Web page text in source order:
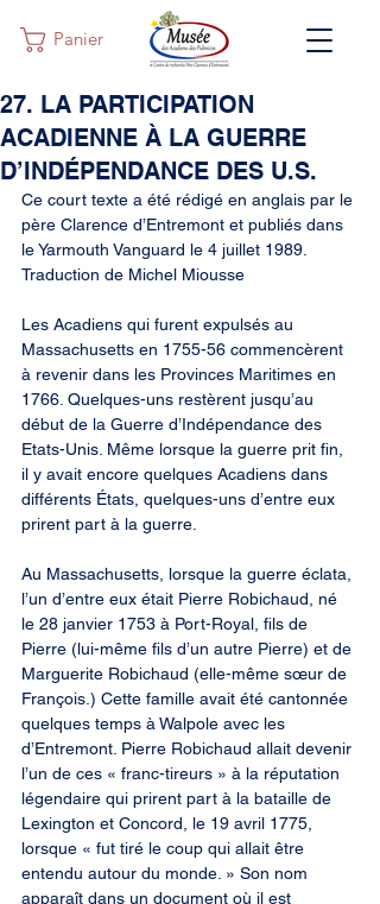
Panier
27. LA PARTICIPATION
ACADIENNE À LA GUERRE
D’INDÉPENDANCE DES U.S.
Ce court texte a été rédigé en anglais par le
père Clarence d’Entremont et publiés dans
le Yarmouth Vanguard le 4 juillet 1989.
Traduction de Michel Miousse
Les Acadiens qui furent expulsés au
Massachusetts en 1755-56 commencèrent
à revenir dans les Provinces Maritimes en
1766. Quelques-uns restèrent jusqu’au
début de la Guerre d’Indépendance des
Etats-Unis. Même lorsque la guerre prit fin,
il y avait encore quelques Acadiens dans
différents États, quelques-uns d’entre eux
prirent part à la guerre.
Au Massachusetts, lorsque la guerre éclata,
l’un d’entre eux était Pierre Robichaud, né
le 28 janvier 1753 à Port-Royal, fils de
Pierre (lui-même fils d’un autre Pierre) et de
Marguerite Robichaud (elle-même sœur de
François.) Cette famille avait été cantonnée
quelques temps à Walpole avec les
d’Entremont. Pierre Robichaud allait devenir
l’un de ces « franc-tireurs » à la réputation
légendaire qui prirent part à la bataille de
Lexington et Concord, le 19 avril 1775,
lorsque « fut tiré le coup qui allait être
entendu autour du monde. » Son nom
apparaît dans un document où il est